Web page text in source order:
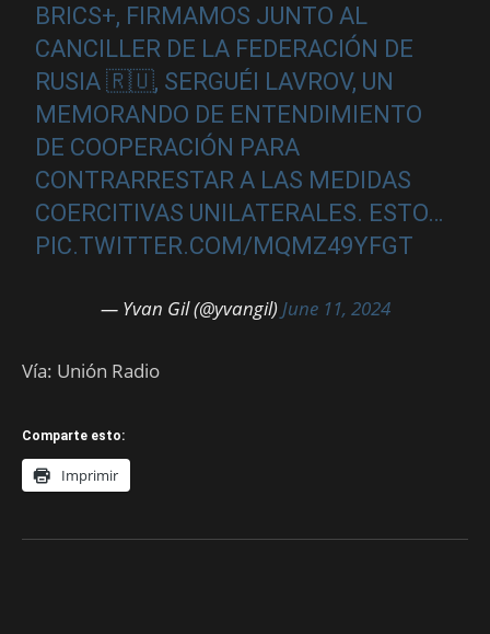
BRICS+, FIRMAMOS JUNTO AL
CANCILLER DE LA FEDERACIÓN DE
RUSIA 🇷🇺, SERGUÉI LAVROV, UN
MEMORANDO DE ENTENDIMIENTO
DE COOPERACIÓN PARA
CONTRARRESTAR A LAS MEDIDAS
COERCITIVAS UNILATERALES. ESTO…
PIC.TWITTER.COM/MQMZ49YFGT
— Yvan Gil (@yvangil) June 11, 2024
Vía: Unión Radio
Comparte esto:
Imprimir